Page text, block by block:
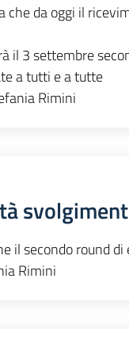
che da oggi il
il 3 settembre
a tutti e a tutte
Rimini
il secondo round
Rimini